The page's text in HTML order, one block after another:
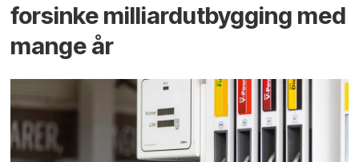
forsinke milliard­utbygging med
mange år